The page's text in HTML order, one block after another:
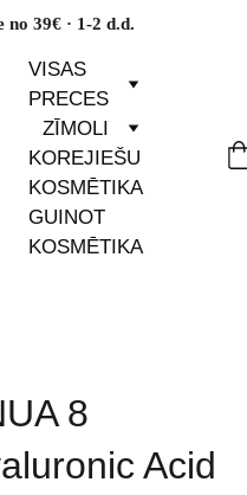
39€ · 1-2 d.d.
VISAS
PRECES
ZĪMOLI
KOREJIEŠU
KOSMĒTIKA
GUINOT
KOSMĒTIKA
8
Acid